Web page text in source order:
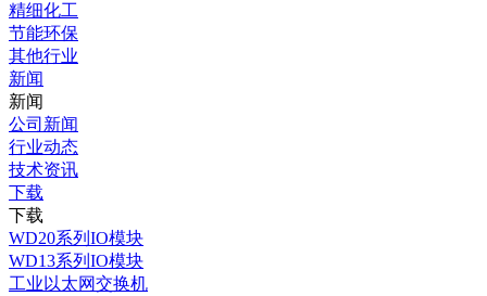
精细化工
节能环保
其他行业
新闻
新闻
公司新闻
行业动态
技术资讯
下载
下载
WD20系列IO模块
WD13系列IO模块
工业以太网交换机